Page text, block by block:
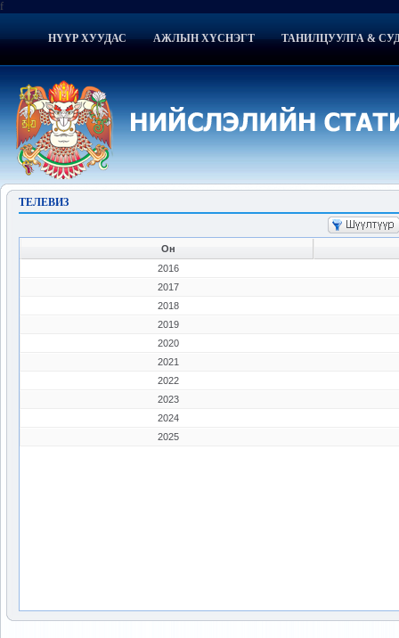
f
НҮҮР ХУУДАС АЖЛЫН ХҮСНЭГТ ТАНИЛЦУУЛГА &
ТЕЛЕВИЗ